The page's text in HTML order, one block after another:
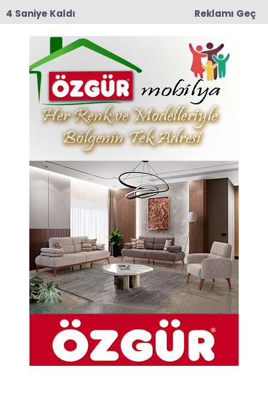
15:38
Operasyonu: 844 Tutuklama
Anasayfa Amasya
Amasya Belediyesi:
“Şehrimizin Her Köşesine
Hizmet Ulaştırıyoruz”
Reklamı Geç
3 Saniye Kaldı